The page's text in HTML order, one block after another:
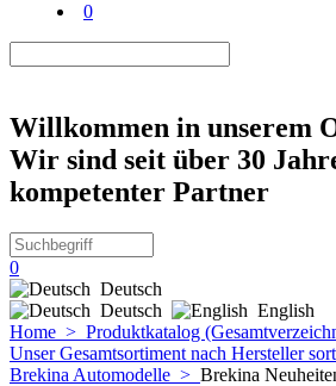
0
Willkommen in unserem
Wir sind seit über 30
kompetenter Partner
0
Deutsch
Deutsch
English
Home > Produktkatalog
Unser Gesamtsortiment nach Hersteller
Brekina Automodelle > Brekina